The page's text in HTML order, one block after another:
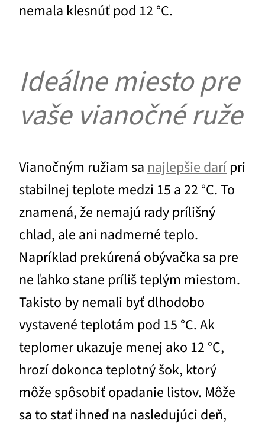
nemala klesnúť pod 12 °C.
Ideálne miesto pre
vaše vianočné ruže
Vianočným ružiam sa najlepšie darípri
stabilnej teplote medzi 15 a 22 °C. To
znamená, že nemajú rady prílišný
chlad, ale ani nadmerné teplo.
Napríklad prekúrená obývačka sa pre
ne ľahko stane príliš teplým miestom.
Takisto by nemali byť dlhodobo
vystavené teplotám pod 15 °C. Ak
teplomer ukazuje menej ako 12 °C,
hrozí dokonca teplotný šok, ktorý
môže spôsobiť opadanie listov. Môže
sa to stať ihneď na nasledujúci deň,